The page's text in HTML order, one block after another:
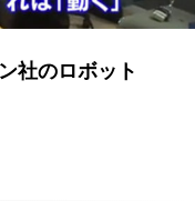
社のロボット